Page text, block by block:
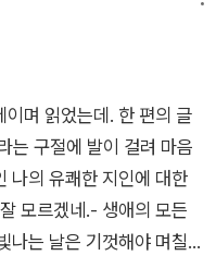
것이므로) 발견할 때야
이다. 기적과 같은 순간이
의 모과 한 알을 발견하
월모일을 충실히 살아낼
며 읽었는데. 한 편의 글
는 구절에 발이 걸려 마음
나의 유쾌한 지인에 대한
모르겠네.- 생애의 모든
나는 날은 기껏해야 며칠,